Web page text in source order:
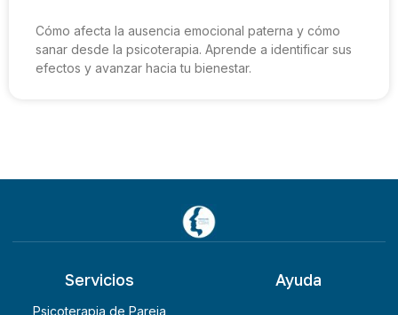
Cómo afecta la ausencia emocional paterna y cómo
sanar desde la psicoterapia. Aprende a identificar sus
efectos y avanzar hacia tu bienestar.
Servicios
Psicoterapia de Pareja
Ayuda